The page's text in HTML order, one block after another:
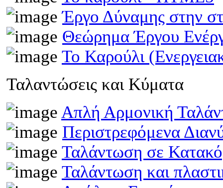
Έργο Δύναμης στην
Θεώρημα Έργου
Το Καρούλι
Ταλαντώσεις και Κύματα
Απλή Αρμονική
Περιστρεφόμενα
Ταλάντωση σε
Ταλάντωση και